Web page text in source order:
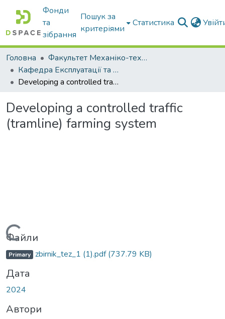
Фонди
та
зібрання
Пошук за
критеріями
Статистика
Головна
Факультет Механіко-технологічний
Кафедра Експлуатації та технічного сервісу машин
Developing a controlled traffic (tramline) farming system
Developing a controlled traffic
(tramline) farming system
Вантажиться...
Файли
Primary zbirnik_tez_1 (1).pdf(737.79 KB)
Дата
2024
Автори